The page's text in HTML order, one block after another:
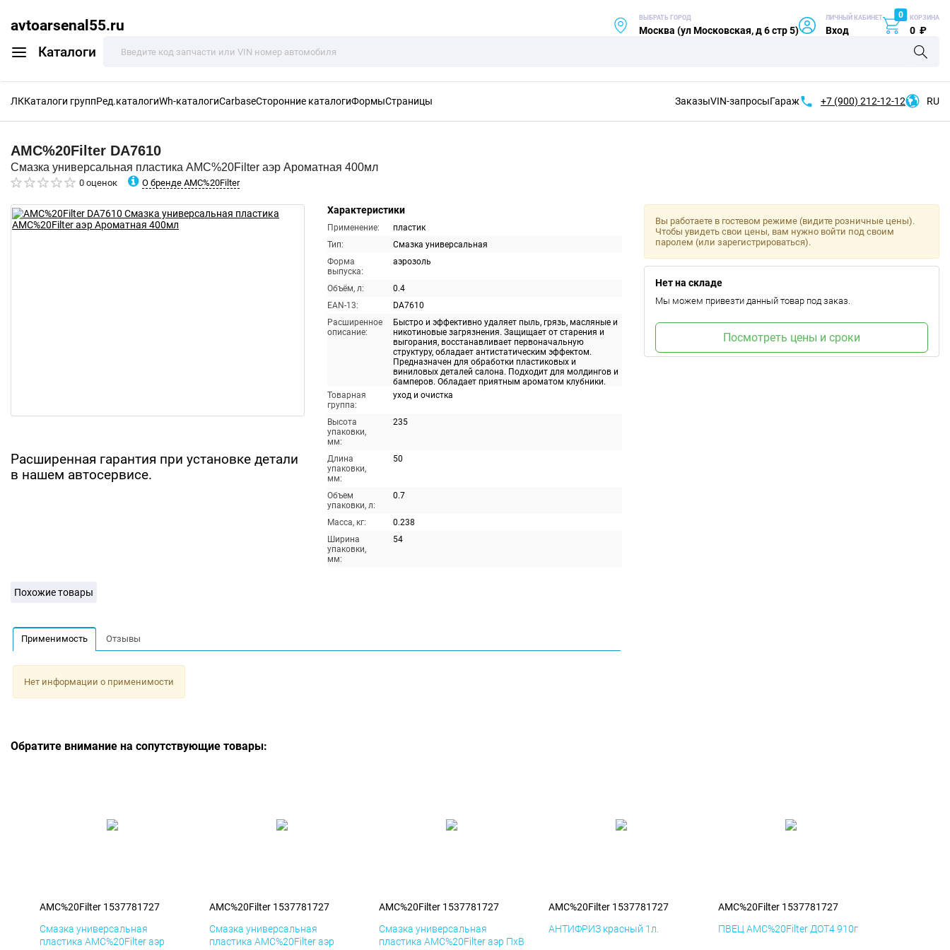
avtoarsenal55.ru
Каталоги
ВЫБРАТЬ ГОРОД
Москва (ул Московская, д 6 стр 5)
ЛИЧНЫЙ КАБИНЕТ
Вход
0 КОРЗИНА
0 ₽
ЛККаталоги группРед.каталогиWh-каталогиCarbaseСторонние каталогиФормыСтраницы ЗаказыVIN-запросыГараж +7 (900) 212-12-12 RU
AMC%20Filter DA7610
Смазка универсальная пластика AMC%20Filter аэр Ароматная 400мл
0 оценок О бренде AMC%20Filter
Расширенная гарантия при установке детали
в нашем автосервисе.
Характеристики
Применение:
пластик
Тип:
Смазка универсальная
Форма
выпуска:
аэрозоль
Объём, л:
0.4
EAN-13:
DA7610
Расширенное
описание:
Быстро и эффективно удаляет пыль, грязь, масляные и
никотиновые загрязнения. Защищает от старения и
выгорания, восстанавливает первоначальную
структуру, обладает антистатическим эффектом.
Предназначен для обработки пластиковых и
виниловых деталей салона. Подходит для молдингов и
бамперов. Обладает приятным ароматом клубники.
Товарная
группа:
уход и очистка
Высота
упаковки,
мм:
235
Длина
упаковки,
мм:
50
Объем
упаковки, л:
0.7
Масса, кг:
0.238
Ширина
упаковки,
мм:
54
Вы работаете в гостевом режиме (видите розничные цены).
Чтобы увидеть свои цены, вам нужно войти под своим
паролем (или зарегистрироваться).
Нет на складе
Мы можем привезти данный товар под заказ.
Посмотреть цены и сроки
Похожие товары
Применимость Отзывы
Нет информации о применимости
Обратите внимание на сопутствующие товары:
AMC%20Filter 1537781727
Смазка универсальная
пластика AMC%20Filter аэр
AMC%20Filter 1537781727
Смазка универсальная
пластика AMC%20Filter аэр
AMC%20Filter 1537781727
Смазка универсальная
пластика AMC%20Filter аэр ПхВ
AMC%20Filter 1537781727
АНТИФРИЗ красный 1л.
AMC%20Filter 1537781727
ПВЕЦ AMC%20Filter ДОТ4 910г